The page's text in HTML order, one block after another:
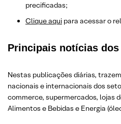
precificadas;
Clique aqui para acessar o
Principais notícias
Nestas publicações diárias,
nacionais e internacionais dos
commerce, supermercados, lojas
Alimentos e Bebidas e Energia